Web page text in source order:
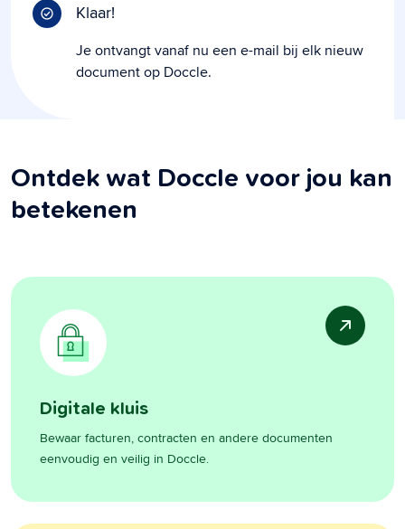
Klaar!
Je ontvangt vanaf nu een e-mail bij elk nieuw
document op Doccle.
Ontdek wat Doccle voor jou kan
betekenen
Digitale kluis
Bewaar facturen, contracten en andere documenten
eenvoudig en veilig in Doccle.